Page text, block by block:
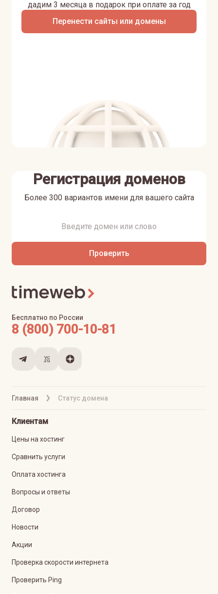
Перенести сайты или домены
дадим 3 месяца в подарок при оплате за год
Регистрация доменов
Более 300 вариантов имени для вашего сайта
Проверить
Главная Статус домена
Бесплатно по России
8 (800) 700-10-81
Клиентам
Цены на хостинг
Сравнить услуги
Оплата хостинга
Вопросы и ответы
Договор
Новости
Акции
Проверка скорости интернета
Проверить Ping